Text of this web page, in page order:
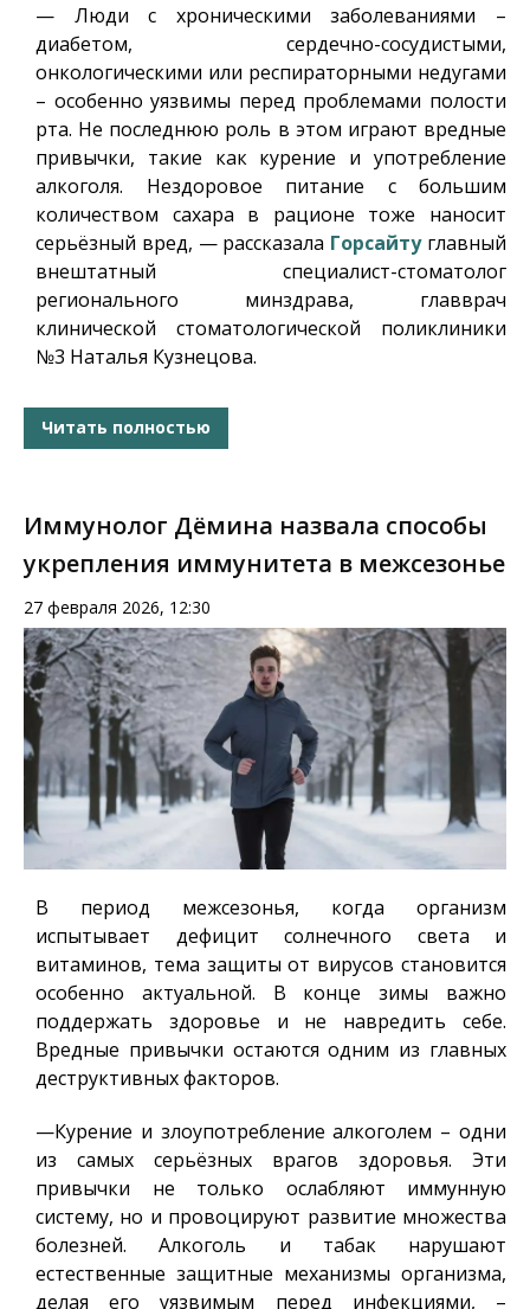
— Люди с хроническими заболеваниями –
диабетом, сердечно-сосудистыми,
онкологическими или респираторными недугами
– особенно уязвимы перед проблемами полости
рта. Не последнюю роль в этом играют вредные
привычки, такие как курение и употребление
алкоголя. Нездоровое питание с большим
количеством сахара в рационе тоже наносит
серьёзный вред, — рассказала Горсайтуглавный
внештатный специалист-стоматолог
регионального минздрава, главврач
клинической стоматологической поликлиники
№3 Наталья Кузнецова.
Читать полностью
Иммунолог Дёмина назвала способы
укрепления иммунитета в межсезонье
27 февраля 2026, 12:30
В период межсезонья, когда организм
испытывает дефицит солнечного света и
витаминов, тема защиты от вирусов становится
особенно актуальной. В конце зимы важно
поддержать здоровье и не навредить себе.
Вредные привычки остаются одним из главных
деструктивных факторов.
—Курение и злоупотребление алкоголем – одни
из самых серьёзных врагов здоровья. Эти
привычки не только ослабляют иммунную
систему, но и провоцируют развитие множества
болезней. Алкоголь и табак нарушают
естественные защитные механизмы организма,
делая его уязвимым перед инфекциями, –